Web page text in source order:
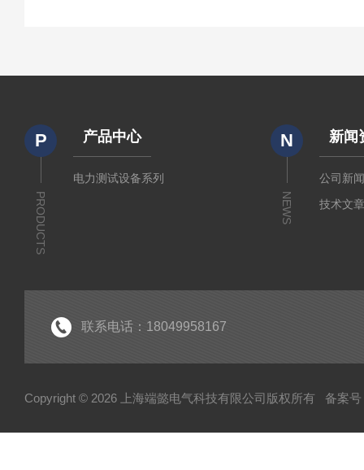
P
PRODUCTS
产品中心
电力测试设备系列
N
NEWS
新闻
公司新
技术文
联系电话：18049958167
Copyright © 2026 上海端懿电气科技有限公司版权所有 备案号